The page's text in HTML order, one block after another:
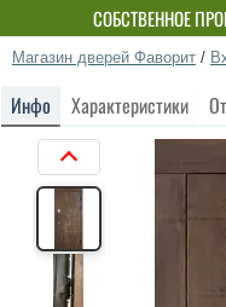
СОБСТВЕННОЕ
Магазин дверей Фаворит /
Инфо Характеристики